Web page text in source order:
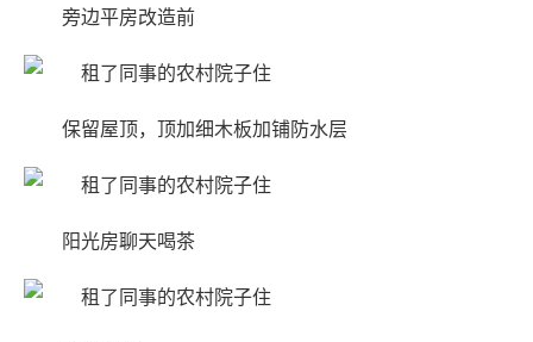
旁边平房改造前
保留屋顶，顶加细木板加铺防水层
阳光房聊天喝茶